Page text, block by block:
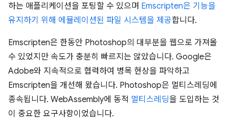
하는 애플리케이션을 포팅할 수 있으며 Emscripten은 기능을
유지하기 위해 에뮬레이션된 파일 시스템을 제공합니다.
Emscripten은 한동안 Photoshop의 대부분을 웹으로 가져올
수 있었지만 속도가 충분히 빠르지는 않았습니다. Google은
Adobe와 지속적으로 협력하여 병목 현상을 파악하고
Emscripten을 개선해 왔습니다. Photoshop은 멀티스레딩에
종속됩니다. WebAssembly에 동적 멀티스레딩을 도입하는 것
이 중요한 요구사항이었습니다.